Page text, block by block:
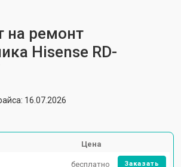
на ремонт
Hisense RD-
16.07.2026
Цена
бесплатно Заказать